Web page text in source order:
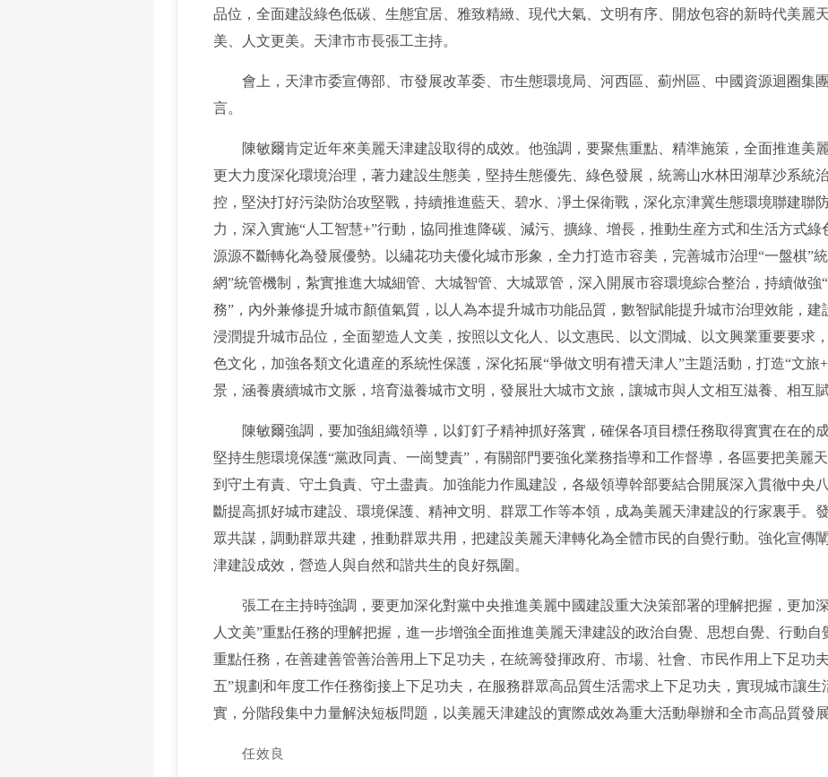
品位，全面建設綠色低碳、生態宜居、雅致精緻、現代大氣、文明有序、開放包容的新時代美麗
美、人文更美。天津市市長張工主持。
會上，天津市委宣傳部、市發展改革委、市生態環境局、河西區、薊州區、中國資源迴圈集
言。
陳敏爾肯定近年來美麗天津建設取得的成效。他強調，要聚焦重點、精準施策，全面推進美
更大力度深化環境治理，著力建設生態美，堅持生態優先、綠色發展，統籌山水林田湖草沙系統
控，堅決打好污染防治攻堅戰，持續推進藍天、碧水、凈土保衛戰，深化京津冀生態環境聯建聯
力，深入實施“人工智慧+”行動，協同推進降碳、減污、擴綠、增長，推動生産方式和生活方式
源源不斷轉化為發展優勢。以繡花功夫優化城市形象，全力打造市容美，完善城市治理“一盤棋”
網”統管機制，紮實推進大城細管、大城智管、大城眾管，深入開展市容環境綜合整治，持續做強
務”，內外兼修提升城市顏值氣質，以人為本提升城市功能品質，數智賦能提升城市治理效能，
浸潤提升城市品位，全面塑造人文美，按照以文化人、以文惠民、以文潤城、以文興業重要要求
色文化，加強各類文化遺産的系統性保護，深化拓展“爭做文明有禮天津人”主題活動，打造“文旅
景，涵養賡續城市文脈，培育滋養城市文明，發展壯大城市文旅，讓城市與人文相互滋養、相互賦
陳敏爾強調，要加強組織領導，以釘釘子精神抓好落實，確保各項目標任務取得實實在在的成
堅持生態環境保護“黨政同責、一崗雙責”，有關部門要強化業務指導和工作督導，各區要把美麗
到守土有責、守土負責、守土盡責。加強能力作風建設，各級領導幹部要結合開展深入貫徹中央
斷提高抓好城市建設、環境保護、精神文明、群眾工作等本領，成為美麗天津建設的行家裏手。
眾共謀，調動群眾共建，推動群眾共用，把建設美麗天津轉化為全體市民的自覺行動。強化宣傳
津建設成效，營造人與自然和諧共生的良好氛圍。
張工在主持時強調，要更加深化對黨中央推進美麗中國建設重大決策部署的理解把握，更加深
人文美”重點任務的理解把握，進一步增強全面推進美麗天津建設的政治自覺、思想自覺、行動
重點任務，在善建善管善治善用上下足功夫，在統籌發揮政府、市場、社會、市民作用上下足功
五”規劃和年度工作任務銜接上下足功夫，在服務群眾高品質生活需求上下足功夫，實現城市讓生
實，分階段集中力量解決短板問題，以美麗天津建設的實際成效為重大活動舉辦和全市高品質發展
任效良